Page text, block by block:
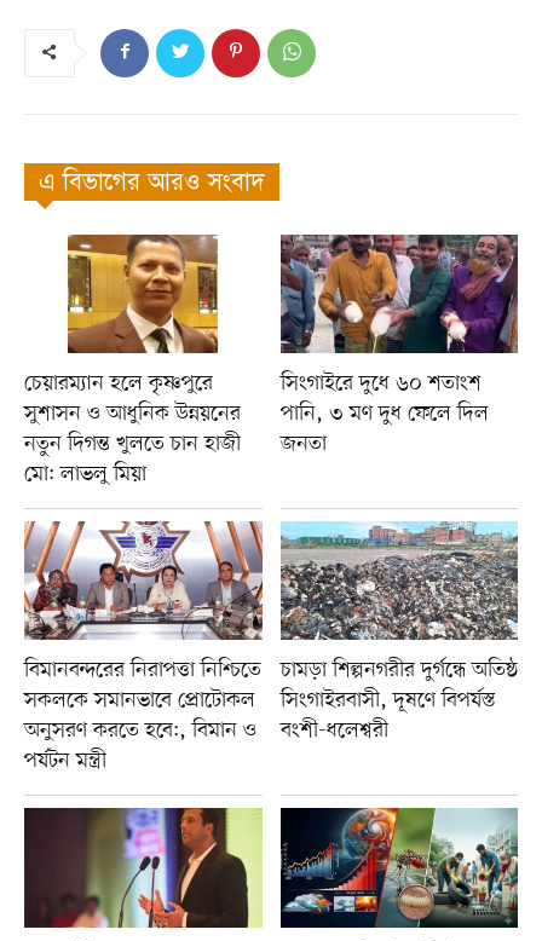
এ বিভাগের আরও সংবাদ
চেয়ারম্যান হলে কৃষ্ণপুরে
সুশাসন ও আধুনিক উন্নয়নের
নতুন দিগন্ত খুলতে চান হাজী
মো: লাভলু মিয়া
সিংগাইরে দুধে ৬০ শতাংশ
পানি, ৩ মণ দুধ ফেলে দিল
জনতা
বিমানবন্দরের নিরাপত্তা নিশ্চিতে
সকলকে সমানভাবে প্রোটোকল
অনুসরণ করতে হবে:, বিমান ও
পর্যটন মন্ত্রী
চামড়া শিল্পনগরীর দুর্গন্ধে অতিষ্ঠ
সিংগাইরবাসী, দূষণে বিপর্যস্ত
বংশী-ধলেশ্বরী